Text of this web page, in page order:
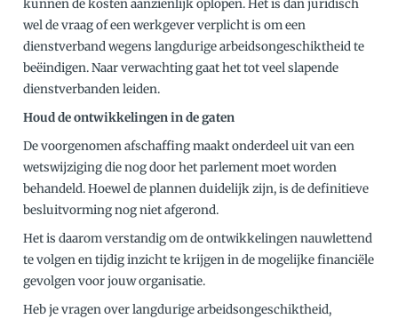
kunnen de kosten aanzienlijk oplopen. Het is dan juridisch
wel de vraag of een werkgever verplicht is om een
dienstverband wegens langdurige arbeidsongeschiktheid te
beëindigen. Naar verwachting gaat het tot veel slapende
dienstverbanden leiden.
Houd de ontwikkelingen in de gaten
De voorgenomen afschaffing maakt onderdeel uit van een
wetswijziging die nog door het parlement moet worden
behandeld. Hoewel de plannen duidelijk zijn, is de definitieve
besluitvorming nog niet afgerond.
Het is daarom verstandig om de ontwikkelingen nauwlettend
te volgen en tijdig inzicht te krijgen in de mogelijke financiële
gevolgen voor jouw organisatie.
Heb je vragen over langdurige arbeidsongeschiktheid,